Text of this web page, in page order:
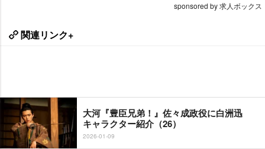
sponsored by 求人ボックス
関連リンク+
大河『豊臣兄弟！』佐々成政役に白洲迅
キャラクター紹介（26）
2026-01-09